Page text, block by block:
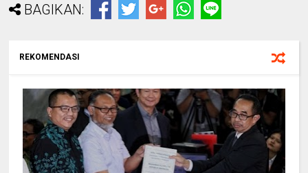
BAGIKAN:
REKOMENDASI